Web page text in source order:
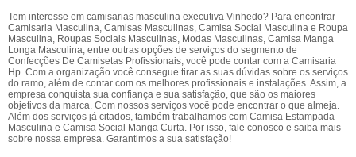
Tem interesse em camisarias masculina executiva Vinhedo? Para encontrar
Camisaria Masculina, Camisas Masculinas, Camisa Social Masculina e Roupa
Masculina, Roupas Sociais Masculinas, Modas Masculinas, Camisa Manga
Longa Masculina, entre outras opções de serviços do segmento de
Confecções De Camisetas Profissionais, você pode contar com a Camisaria
Hp. Com a organização você consegue tirar as suas dúvidas sobre os serviços
do ramo, além de contar com os melhores profissionais e instalações. Assim, a
empresa conquista sua confiança e sua satisfação, que são os maiores
objetivos da marca. Com nossos serviços você pode encontrar o que almeja.
Além dos serviços já citados, também trabalhamos com Camisa Estampada
Masculina e Camisa Social Manga Curta. Por isso, fale conosco e saiba mais
sobre nossa empresa. Garantimos a sua satisfação!